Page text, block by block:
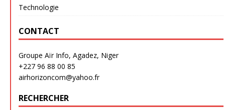
Technologie
CONTACT
Groupe Aïr Info, Agadez, Niger
+227 96 88 00 85
airhorizoncom@yahoo.fr
RECHERCHER